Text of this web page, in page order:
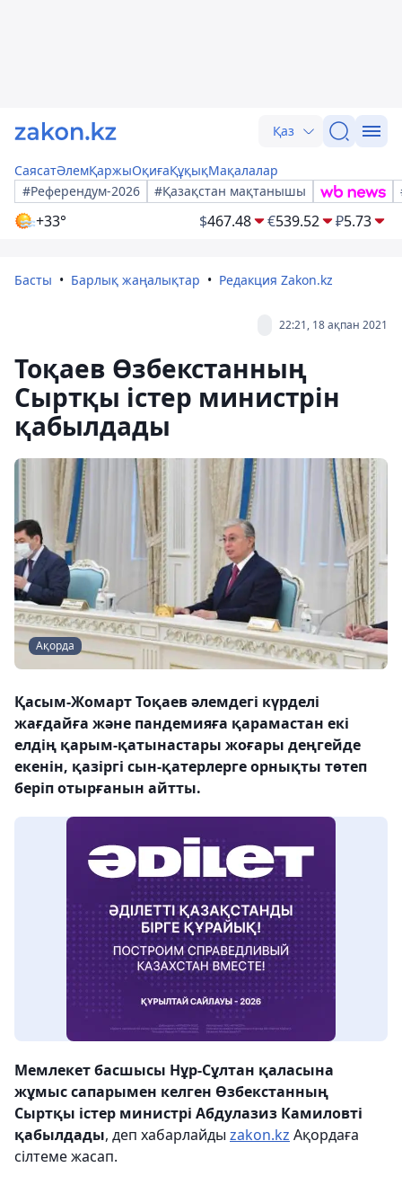
Қаз
СаясатӘлемҚаржыОқиғаҚұқықМақалалар
#Референдум-2026
#Қазақстан мақтанышы
+33° $467.48 €539.52 ₽5.73
Басты Барлық жаңалықтар Редакция Zakon.kz
22:21, 18 ақпан 2021
Тоқаев Өзбекстанның
Сыртқы істер министрін
қабылдады
Ақорда
Қасым-Жомарт Тоқаев әлемдегі күрделі
жағдайға және пандемияға қарамастан екі
елдің қарым-қатынастары жоғары деңгейде
екенін, қазіргі сын-қатерлерге орнықты төтеп
беріп отырғанын айтты.
Мемлекет басшысы Нұр-Сұлтан қаласына
жұмыс сапарымен келген Өзбекстанның
Сыртқы істер министрі Абдулазиз Камиловті
қабылдады, деп хабарлайды zakon.kz Ақордаға
сілтеме жасап.